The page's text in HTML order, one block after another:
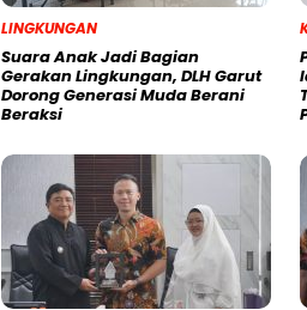
LINGKUNGAN
Suara Anak Jadi Bagian
Gerakan Lingkungan, DLH Garut
Dorong Generasi Muda Berani
Beraksi